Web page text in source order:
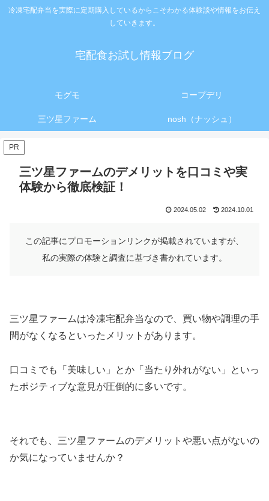
冷凍宅配弁当を実際に定期購入しているからこそわかる体験談や情報をお伝え
していきます。
宅配食お試し情報ブログ
モグモ コープデリ
三ツ星ファーム nosh（ナッシュ）
PR
三ツ星ファームのデメリットを口コミや実
体験から徹底検証！
2024.05.02 2024.10.01
この記事にプロモーションリンクが掲載されていますが、
私の実際の体験と調査に基づき書かれています。
三ツ星ファームは冷凍宅配弁当なので、買い物や調理の手
間がなくなるといったメリットがあります。
口コミでも「美味しい」とか「当たり外れがない」といっ
たポジティブな意見が圧倒的に多いです。
それでも、三ツ星ファームのデメリットや悪い点がないの
か気になっていませんか？